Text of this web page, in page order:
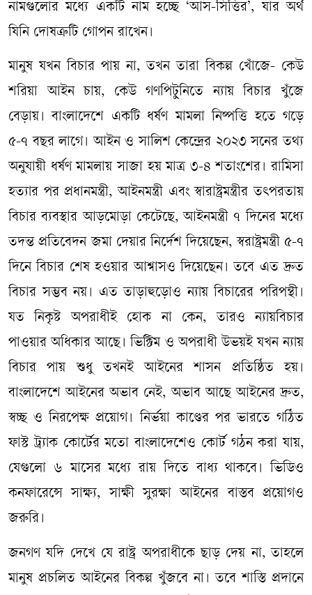
নামগুলোর মধ্যে একটি নাম হচ্ছে ‘আস-সিত্তির’, যার অর্থ
যিনি দোষত্রুটি গোপন রাখেন।
মানুষ যখন বিচার পায় না, তখন তারা বিকল্প খোঁজে- কেউ
শরিয়া আইন চায়, কেউ গণপিটুনিতে ন্যায় বিচার খুঁজে
বেড়ায়। বাংলাদেশে একটি ধর্ষণ মামলা নিষ্পত্তি হতে গড়ে
৫-৭ বছর লাগে। আইন ও সালিশ কেন্দ্রের ২০২৩ সনের তথ্য
অনুযায়ী ধর্ষণ মামলায় সাজা হয় মাত্র ৩-৪ শতাংশের। রামিসা
হত্যার পর প্রধানমন্ত্রী, আইনমন্ত্রী এবং স্বারাষ্ট্রমন্ত্রীর তৎপরতায়
বিচার ব্যবস্থার আড়মোড়া কেটেছে, আইনমন্ত্রী ৭ দিনের মধ্যে
তদন্ত প্রতিবেদন জমা দেয়ার নির্দেশ দিয়েছেন, স্বরাষ্ট্রমন্ত্রী ৫-৭
দিনে বিচার শেষ হওয়ার আশ্বাসও দিয়েছেন। তবে এত দ্রুত
বিচার সম্ভব নয়। এত তাড়াহুড়োও ন্যায় বিচারের পরিপন্থী।
যত নিকৃষ্ট অপরাধীই হোক না কেন, তারও ন্যায়বিচার
পাওয়ার অধিকার আছে। ভিক্টিম ও অপরাধী উভয়ই যখন ন্যায়
বিচার পায় শুধু তখনই আইনের শাসন প্রতিষ্ঠিত হয়।
বাংলাদেশে আইনের অভাব নেই, অভাব আছে আইনের দ্রুত,
স্বচ্ছ ও নিরপেক্ষ প্রয়োগ। নির্ভয়া কাণ্ডের পর ভারতে গঠিত
ফাস্ট ট্র্যাক কোর্টের মতো বাংলাদেশেও কোর্ট গঠন করা যায়,
যেগুলো ৬ মাসের মধ্যে রায় দিতে বাধ্য থাকবে। ভিডিও
কনফারেন্সে সাক্ষ্য, সাক্ষী সুরক্ষা আইনের বাস্তব প্রয়োগও
জরুরি।
জনগণ যদি দেখে যে রাষ্ট্র অপরাধীকে ছাড় দেয় না, তাহলে
মানুষ প্রচলিত আইনের বিকল্প খুঁজবে না। তবে শাস্তি প্রদানে